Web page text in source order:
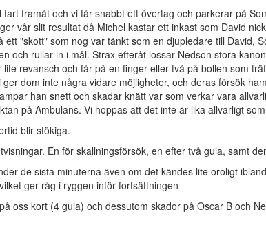
framåt och vi får snabbt ett övertag och parkerar på
vår slit resultat då Michel kastar ett inkast som David
ett "skott" som nog var tänkt som en djupledare till David,
och rullar in i mål. Strax efteråt lossar Nedson stora
lite revansch och får på en finger eller två på bollen som
dom inte några vidare möjligheter, och deras försök
han snett och skadar knätt var som verkar vara
på Ambulans. Vi hoppas att det inte är lika allvarligt
blir stökiga.
En för skallningsförsök, en efter två gula, samt
de sista minuterna även om det kändes lite oroligt
ger råg i ryggen inför fortsättningen
oss kort (4 gula) och dessutom skador på Oscar B och